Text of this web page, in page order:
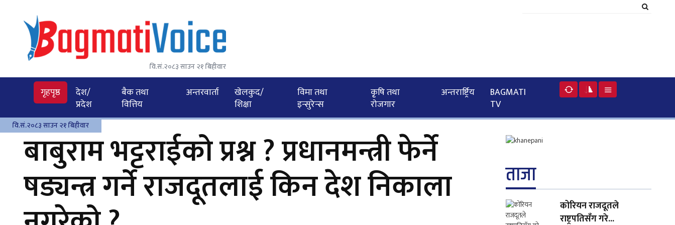
वि.सं.२०८३ साउन २१ बिहीवार
गृहपृष्ठ
देश/
प्रदेश
बैक तथा
वित्तिय
अन्तरवार्ता
खेलकुद/
शिक्षा
विमा तथा
इन्सुरेन्स
कृृषि तथा
राेजगार
अन्तरार्ष्ट्रिय
BAGMATI
TV
वि.सं.२०८३ साउन २१ बिहीवार
बाबुराम भट्टराईको प्रश्न ? प्रधानमन्त्री फेर्ने
षड्यन्त्र गर्ने राजदूतलाई किन देश निकाला ताजा
कोरियन राजदूतले
राष्ट्रपतिसँग गरे...